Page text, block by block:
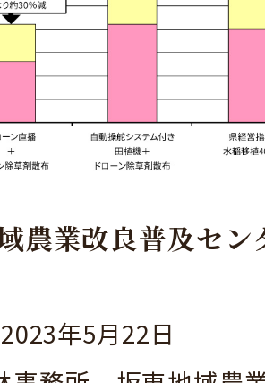
農業改良普及セン
農業推進の取組
ンを活用した水稲
2023年5月22日